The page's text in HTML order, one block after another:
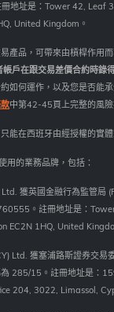
地址是：Tower 42, Leaf
United Kingdom。
產品，可帶來由槓桿作用
戶在跟交易差價合約時錄
如何運作，以及您是否能
中第42-45頁上完整的風險
能在西班牙由經授權的實體
用的業務品牌，包括：
獲英國金融行為監管局
。註冊地址是：
EC2N 1HQ, United
Ltd. 獲塞浦路斯證券交易
285/15。註冊地址是：
204, 3022, Limassol,